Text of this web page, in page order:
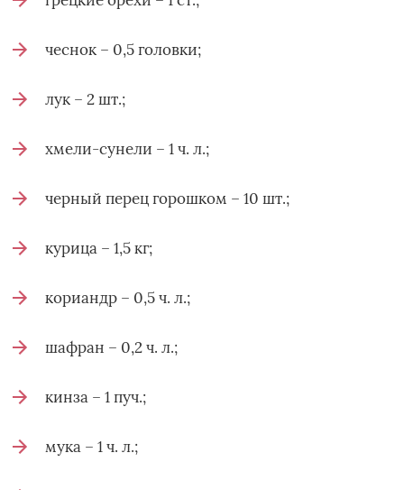
чеснок – 0,5 головки;
лук – 2 шт.;
хмели-сунели – 1 ч. л.;
черный перец горошком – 10 шт.;
курица – 1,5 кг;
кориандр – 0,5 ч. л.;
шафран – 0,2 ч. л.;
кинза – 1 пуч.;
мука – 1 ч. л.;